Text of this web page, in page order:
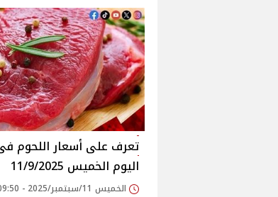
اليوم الخميس 11/9/2025
الخميس 11/سبتمبر/2025 - 09:50 ص